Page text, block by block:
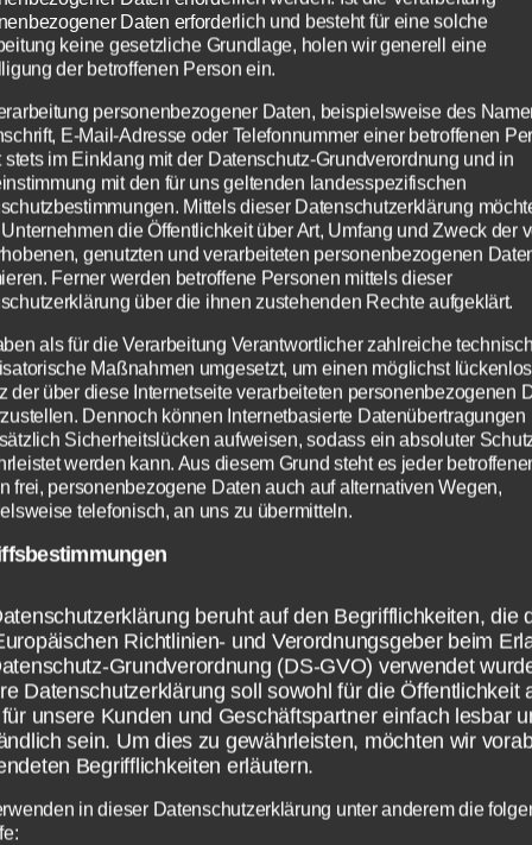
beinhaltet.
kurzem hatten wir darübergehend
eine App für Kinder in Kürze
wird. Nun ist die App im Google Play
erschienen, jedoch noch nicht in
nur in den USA.
Kids mit
Serien und
Daten erforderlich und besteht für eine solche
keine gesetzliche Grundlage, holen wir generell eine
der betroffenen Person ein.
personenbezogener Daten, beispielsweise des
E-Mail-Adresse oder Telefonnummer einer betroffenen
stets im Einklang mit der Datenschutz-Grundverordnung und in
mit den für uns geltenden landesspezifischen
Mittels dieser Datenschutzerklärung
die Öffentlichkeit über Art, Umfang und Zweck der
genutzten und verarbeiteten personenbezogenen
Ferner werden betroffene Personen mittels dieser
über die ihnen zustehenden Rechte aufgeklärt.
als für die Verarbeitung Verantwortlicher zahlreiche
Maßnahmen umgesetzt, um einen möglichst
der über diese Internetseite verarbeiteten personenbezogenen
Dennoch können Internetbasierte Datenübertragungen
Sicherheitslücken aufweisen, sodass ein absoluter
werden kann. Aus diesem Grund steht es jeder
frei, personenbezogene Daten auch auf alternativen Wegen,
telefonisch, an uns zu übermitteln.
beruht auf den Begrifflichkeiten, die
Richtlinien- und Verordnungsgeber beim
Grundverordnung (DS-GVO) verwendet
Datenschutzerklärung soll sowohl für die Öffentlichkeit
unsere Kunden und Geschäftspartner einfach lesbar
sein. Um dies zu gewährleisten, möchten wir
Begrifflichkeiten erläutern.
in dieser Datenschutzerklärung unter anderem die